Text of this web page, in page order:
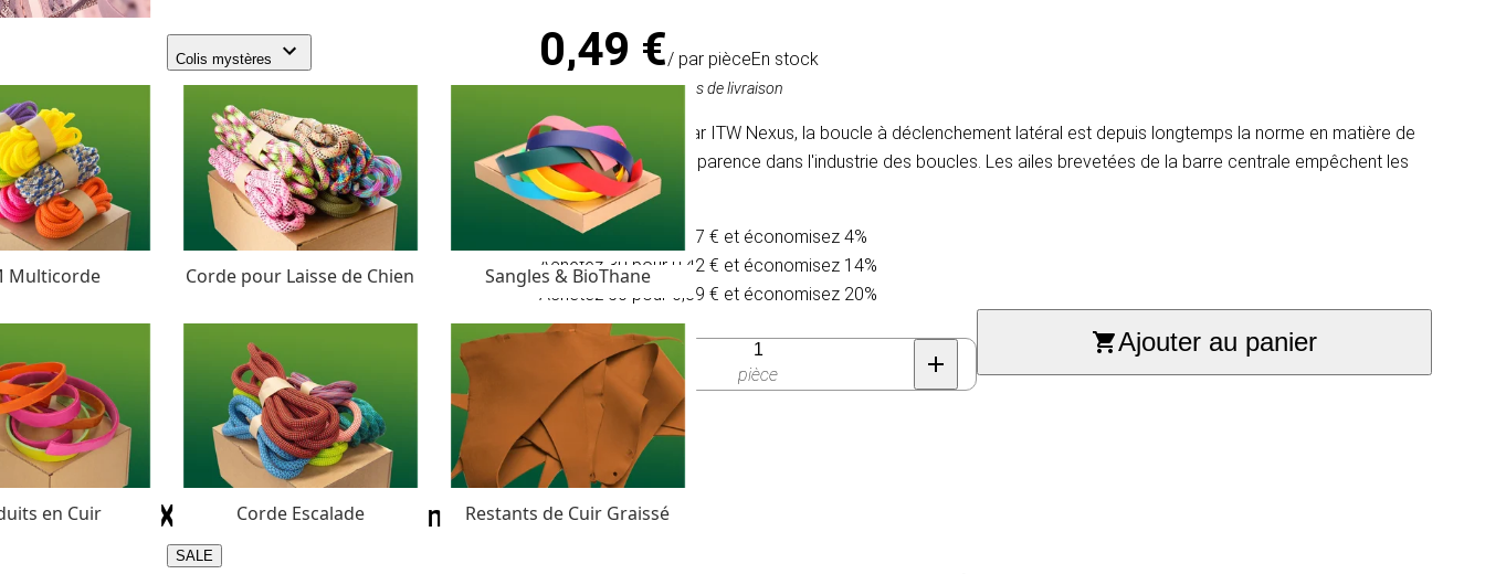
Colis mystères
Multicorde Corde pour Laisse de Chien Sangles & BioThane
en Cuir Corde Escalade Restants de Cuir Graissé
SALE
0,49 €/ par pièceEn stock
TVA comprise, hors frais de livraison
Conçue à l'origine par ITW Nexus, la boucle à déclenchement latéral est depuis longtemps la norme en matière de
performance et d'apparence dans l'industrie des boucles. Les ailes brevetées de la barre centrale empêchent les
deux sur-flexions.
Achetez 10 pour 0,47 € et économisez 4%
Achetez 30 pour 0,42 € et économisez 14%
Achetez 50 pour 0,39 € et économisez 20%
Quantité
pièce
Ajouter au panier
ITW NEXUS World SR 20mm (Black)